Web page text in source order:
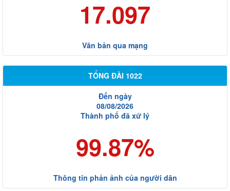
17.097
Văn bản qua mạng
TỔNG ĐÀI 1022
Đến ngày
08/08/2026
Thành phố đã xử lý
99.87%
Thông tin phản ảnh của người dân